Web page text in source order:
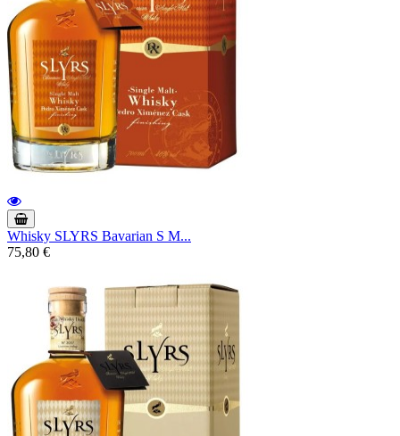
Whisky SLYRS Bavarian S M...
75,80 €